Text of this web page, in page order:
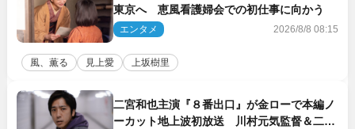
東京へ 恵風看護婦会での初仕事に向かう
エンタメ 2026/8/8 08:15
風、薫る 見上愛 上坂樹里
二宮和也主演『８番出口』が金ローで本編ノ
ーカット地上波初放送 川村元気監督＆二宮